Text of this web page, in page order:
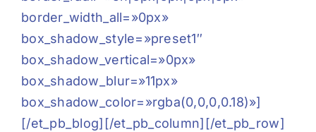
border_width_all=»0px»
box_shadow_style=»preset1″
box_shadow_vertical=»0px»
box_shadow_blur=»11px»
box_shadow_color=»rgba(0,0,0,0.18)»]
[/et_pb_blog][/et_pb_column][/et_pb_row]